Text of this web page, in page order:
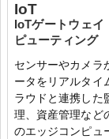
IoT
IoTゲートウェイ
ピューティング
センサーやカメラ
ータをリアルタイ
ラウドと連携した
理、資産管理など
のエッジコンピュ